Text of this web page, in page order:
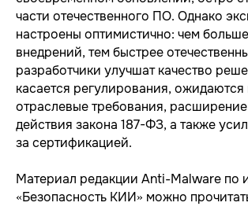
части отечественного ПО. Однако
настроены оптимистично: чем
внедрений, тем быстрее
разработчики улучшат качество
касается регулирования,
отраслевые требования,
действия закона 187-ФЗ, а также
за сертификацией.
Материал редакции Anti-Malware по
«Безопасность КИИ» можно
УСЛУГИ
Единая экосистема защиты
Подключение к ЕБС под ключ
Экспресс-профилактика рисков ИБ
Защита персональных данных
Построение SOC